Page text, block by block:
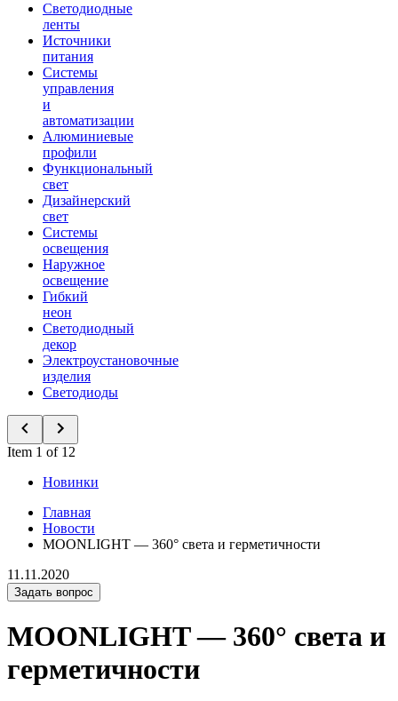
Светодиодные
ленты
Источники
питания
Системы
управления
и
автоматизации
Алюминиевые
профили
Функциональный
свет
Дизайнерский
свет
Системы
освещения
Наружное
освещение
Гибкий
неон
Светодиодный
декор
Электроустановочные
изделия
Светодиоды
Item 1 of 12
Новинки
Главная
Новости
MOONLIGHT — 360° света и герметичности
11.11.2020
Задать вопрос
MOONLIGHT — 360° света и
герметичности